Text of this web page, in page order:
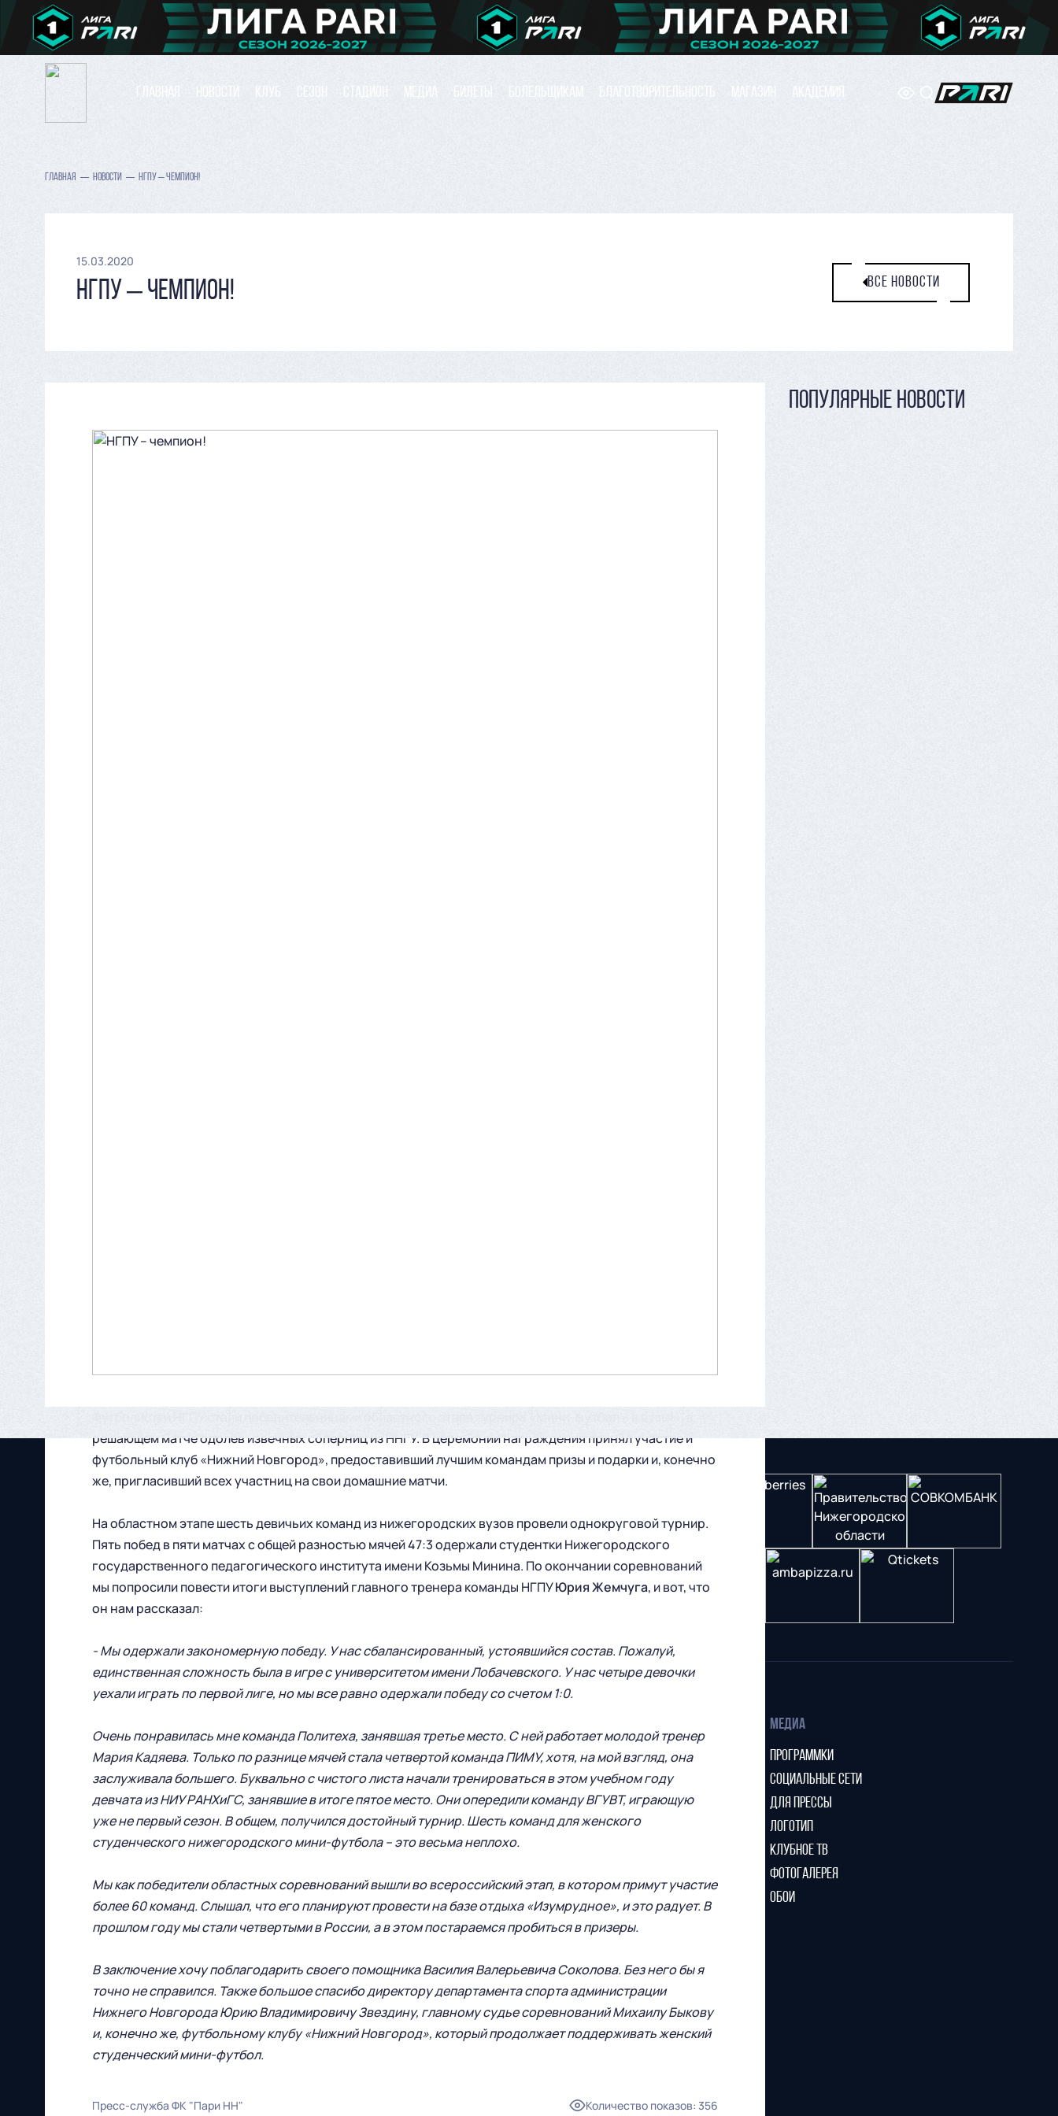
ГЛАВНАЯ НОВОСТИ КЛУБ СЕЗОН СТАДИОН МЕДИА БИЛЕТЫ БОЛЕЛЬЩИКАМ БЛАГОТВОРИТЕЛЬНОСТЬ МАГАЗИН АКАДЕМИЯ
ГЛАВНАЯ НОВОСТИ НГПУ – ЧЕМПИОН!
15.03.2020
НГПУ – ЧЕМПИОН! ВСЕ НОВОСТИ
решающем матче одолев извечных соперниц из ННГУ. В церемонии награждения принял участие и
футбольный клуб «Нижний Новгород», предоставивший лучшим командам призы и подарки и, конечно
же, пригласивший всех участниц на свои домашние матчи.
На областном этапе шесть девичьих команд из нижегородских вузов провели однокруговой турнир.
Пять побед в пяти матчах с общей разностью мячей 47:3 одержали студентки Нижегородского
государственного педагогического института имени Козьмы Минина. По окончании соревнований
мы попросили повести итоги выступлений главного тренера команды НГПУЮрия Жемчуга, и вот, что
он нам рассказал:
- Мы одержали закономерную победу. У нас сбалансированный, устоявшийся состав. Пожалуй,
единственная сложность была в игре с университетом имени Лобачевского. У нас четыре девочки
уехали играть по первой лиге, но мы все равно одержали победу со счетом 1:0.
Очень понравилась мне команда Политеха, занявшая третье место. С ней работает молодой тренер
Мария Кадяева. Только по разнице мячей стала четвертой команда ПИМУ, хотя, на мой взгляд, она
заслуживала большего. Буквально с чистого листа начали тренироваться в этом учебном году
девчата из НИУ РАНХиГС, занявшие в итоге пятое место. Они опередили команду ВГУВТ, играющую
уже не первый сезон. В общем, получился достойный турнир. Шесть команд для женского
студенческого нижегородского мини-футбола – это весьма неплохо.
Мы как победители областных соревнований вышли во всероссийский этап, в котором примут участие
более 60 команд. Слышал, что его планируют провести на базе отдыха «Изумрудное», и это радует. В
прошлом году мы стали четвертыми в России, а в этом постараемся пробиться в призеры.
В заключение хочу поблагодарить своего помощника Василия Валерьевича Соколова. Без него бы я
точно не справился. Также большое спасибо директору департамента спорта администрации
Нижнего Новгорода Юрию Владимировичу Звездину, главному судье соревнований Михаилу Быкову
и, конечно же, футбольному клубу «Нижний Новгород», который продолжает поддерживать женский
студенческий мини-футбол.
Пресс-служба ФК "Пари НН" Количество показов: 356
ПОПУЛЯРНЫЕ НОВОСТИ
Футбольный клуб
"Нижний Новгород" 2026
Все права защищены
603086, г. Нижний Новгород, ул.
АРЕНА").
+7 (831) 282-07-60
НОВОСТИ
СТАДИОН
МАГАЗИН
СТАРЫЙ САЙТ
КАЛЕНДАРЬ
СТАТИСТИКА
ТАБЛИЦА
ИСТОРИЯ
КОНТАКТЫ
МОЛОДЕЖНАЯ КОМАНДА
МЕДИА
ПРОГРАММКИ
СОЦИАЛЬНЫЕ СЕТИ
ДЛЯ ПРЕССЫ
ЛОГОТИП
КЛУБНОЕ ТВ
ФОТОГАЛЕРЕЯ
ОБОИ
БИЛЕТЫ
БЛАГОТВОРИТЕЛЬНОСТЬ